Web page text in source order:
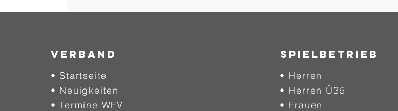
neue Weg soll mehr
unsere Arbeit am Stützpunkt
schaffen, euch auf kurzem
Weg über Veranstaltungen
Verband
• Startseite
• Neuigkeiten
• Termine WFV
SPIELBETRIEB
• Herren
• Herren Ü35
• Frauen